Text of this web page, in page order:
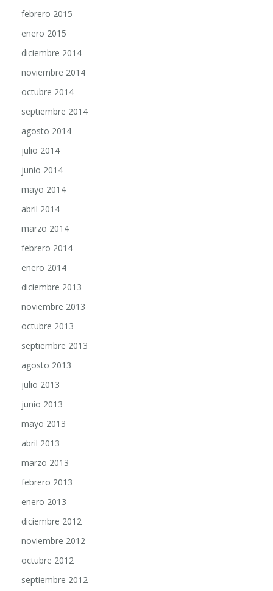
febrero 2015
enero 2015
diciembre 2014
noviembre 2014
octubre 2014
septiembre 2014
agosto 2014
julio 2014
junio 2014
mayo 2014
abril 2014
marzo 2014
febrero 2014
enero 2014
diciembre 2013
noviembre 2013
octubre 2013
septiembre 2013
agosto 2013
julio 2013
junio 2013
mayo 2013
abril 2013
marzo 2013
febrero 2013
enero 2013
diciembre 2012
noviembre 2012
octubre 2012
septiembre 2012